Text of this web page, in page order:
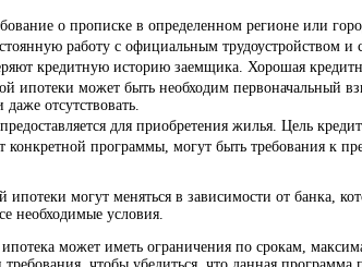
о прописке в определенном регионе или
работу с официальным трудоустройством и
кредитную историю заемщика. Хорошая
ипотеки может быть необходим первоначальный
отсутствовать.
для приобретения жилья. Цель
конкретной программы, могут быть требования к
могут меняться в зависимости от банка,
необходимые условия.
может иметь ограничения по срокам,